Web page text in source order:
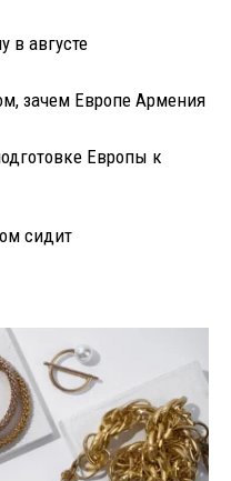
в августе
зачем Европе Армения
Европы к
сидит